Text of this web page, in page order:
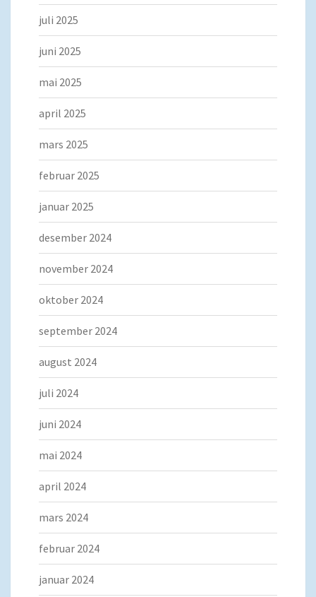
juli 2025
juni 2025
mai 2025
april 2025
mars 2025
februar 2025
januar 2025
desember 2024
november 2024
oktober 2024
september 2024
august 2024
juli 2024
juni 2024
mai 2024
april 2024
mars 2024
februar 2024
januar 2024